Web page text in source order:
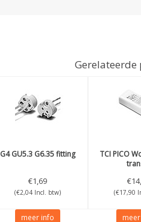
G4 GU5.3 G6.35 fitting
€1,69
(€2,04 Incl. btw)
meer info
TCI PICO
(€17,90